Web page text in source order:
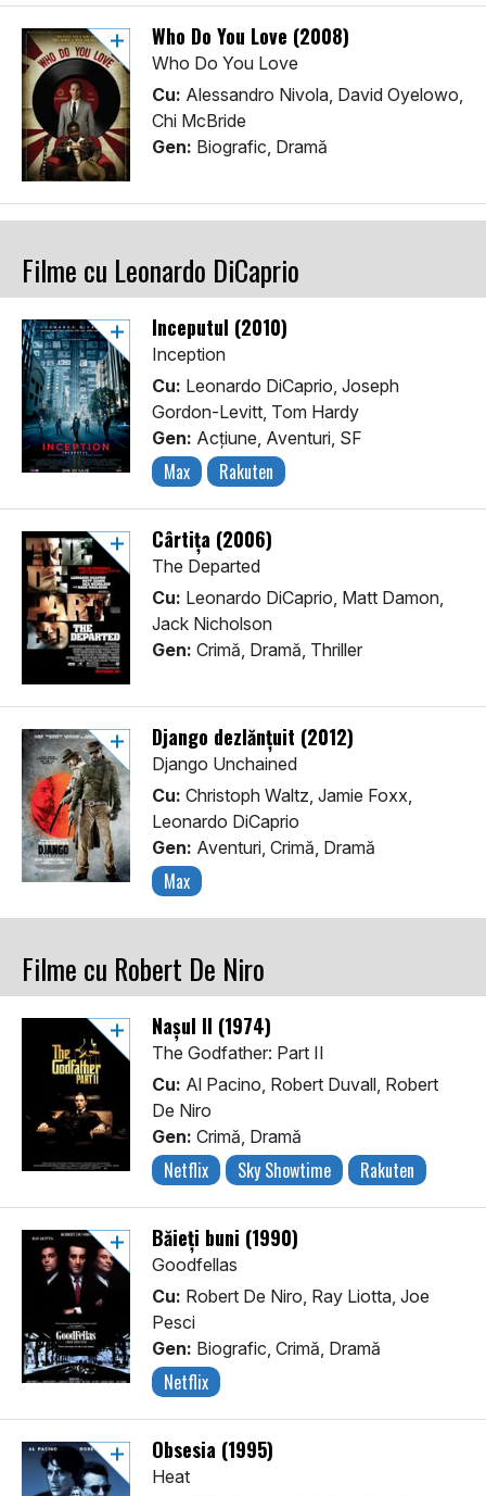
Who Do You Love (2008)
Who Do You Love
Cu: Alessandro Nivola, David Oyelowo,
Chi McBride
Gen: Biografic, Dramă
Filme cu Leonardo DiCaprio
Începutul (2010)
Inception
Cu: Leonardo DiCaprio, Joseph
Gordon-Levitt, Tom Hardy
Gen: Acţiune, Aventuri, SF
Max Rakuten
Cârtița (2006)
The Departed
Cu: Leonardo DiCaprio, Matt Damon,
Jack Nicholson
Gen: Crimă, Dramă, Thriller
Django dezlănțuit (2012)
Django Unchained
Cu: Christoph Waltz, Jamie Foxx,
Leonardo DiCaprio
Gen: Aventuri, Crimă, Dramă
Max
Filme cu Robert De Niro
Nașul II (1974)
The Godfather: Part II
Cu: Al Pacino, Robert Duvall, Robert
De Niro
Gen: Crimă, Dramă
Netflix Sky Showtime Rakuten
Băieți buni (1990)
Goodfellas
Cu: Robert De Niro, Ray Liotta, Joe
Pesci
Gen: Biografic, Crimă, Dramă
Netflix
Obsesia (1995)
Heat